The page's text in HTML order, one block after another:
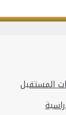
المستقبل